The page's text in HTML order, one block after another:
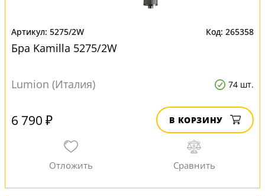
5275/2W 265358
Бра Kamilla 5275/2W
Lumion (Италия) 74 шт.
6 790 ₽ В КОРЗИНУ